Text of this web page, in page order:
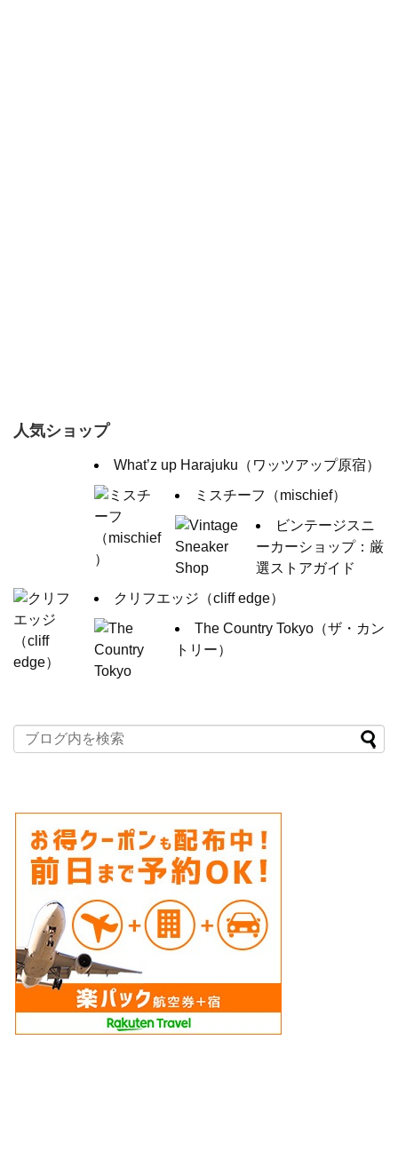
人気ショップ
What’z up Harajuku（ワッツアップ原宿）
ミスチーフ（mischief）
ビンテージスニ
ーカーショップ：厳
選ストアガイド
クリフエッジ（cliff edge）
The Country Tokyo（ザ・カン
トリー）